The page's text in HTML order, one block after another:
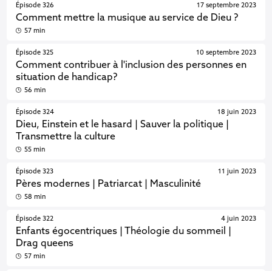
Épisode 326
Comment mettre la musique au service de Dieu ?
17 septembre 2023
57 min
Épisode 325
Comment contribuer à l'inclusion des personnes en
situation de handicap?
10 septembre 2023
56 min
Épisode 324
Dieu, Einstein et le hasard | Sauver la politique |
Transmettre la culture
18 juin 2023
55 min
Épisode 323
Pères modernes | Patriarcat | Masculinité
11 juin 2023
58 min
Épisode 322
Enfants égocentriques | Théologie du sommeil |
Drag queens
4 juin 2023
57 min